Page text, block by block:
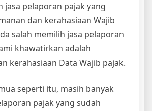
jasa pelaporan pajak yang
dan kerahasiaan Wajib
salah memilih jasa pelaporan
khawatirkan adalah
kerahasiaan Data Wajib pajak.
seperti itu, masih banyak
pajak yang sudah